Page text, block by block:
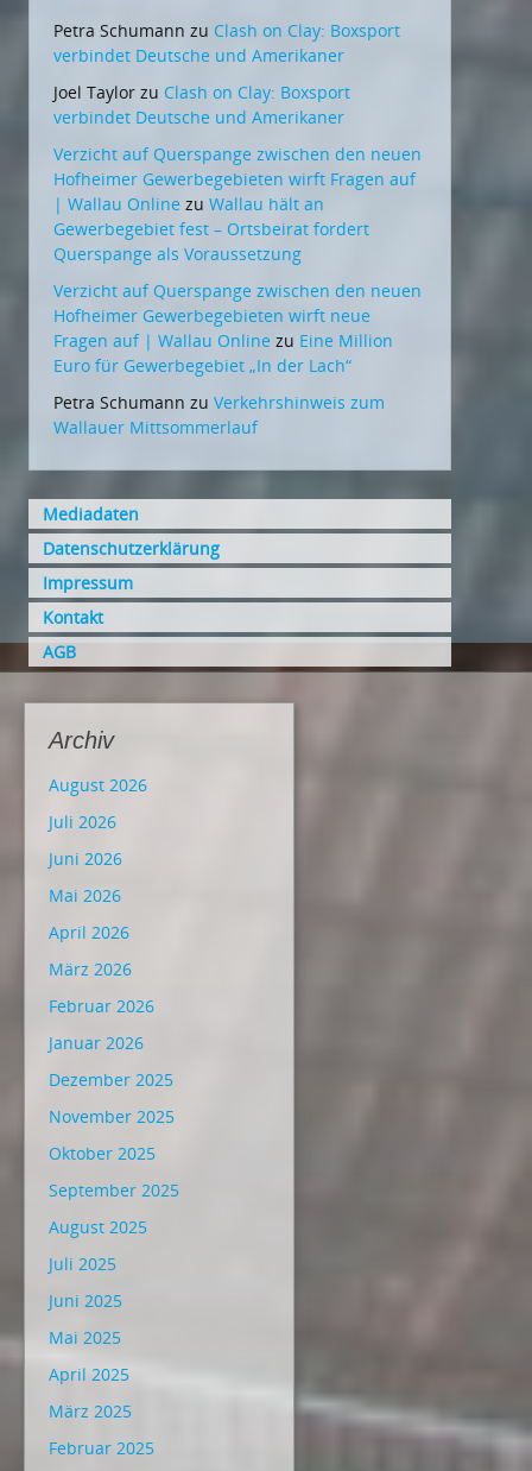
Petra Schumann zu Clash on Clay: Boxsport
verbindet Deutsche und Amerikaner
Joel Taylor zu Clash on Clay: Boxsport
verbindet Deutsche und Amerikaner
Verzicht auf Querspange zwischen den neuen
Hofheimer Gewerbegebieten wirft Fragen auf
| Wallau Online zu Wallau hält an
Gewerbegebiet fest – Ortsbeirat fordert
Querspange als Voraussetzung
Verzicht auf Querspange zwischen den neuen
Hofheimer Gewerbegebieten wirft neue
Fragen auf | Wallau Online zu Eine Million
Euro für Gewerbegebiet „In der Lach“
Petra Schumann zu Verkehrshinweis zum
Wallauer Mittsommerlauf
Mediadaten
Datenschutzerklärung
Impressum
Kontakt
AGB
Archiv
August 2026
Juli 2026
Juni 2026
Mai 2026
April 2026
März 2026
Februar 2026
Januar 2026
Dezember 2025
November 2025
Oktober 2025
September 2025
August 2025
Juli 2025
Juni 2025
Mai 2025
April 2025
März 2025
Februar 2025